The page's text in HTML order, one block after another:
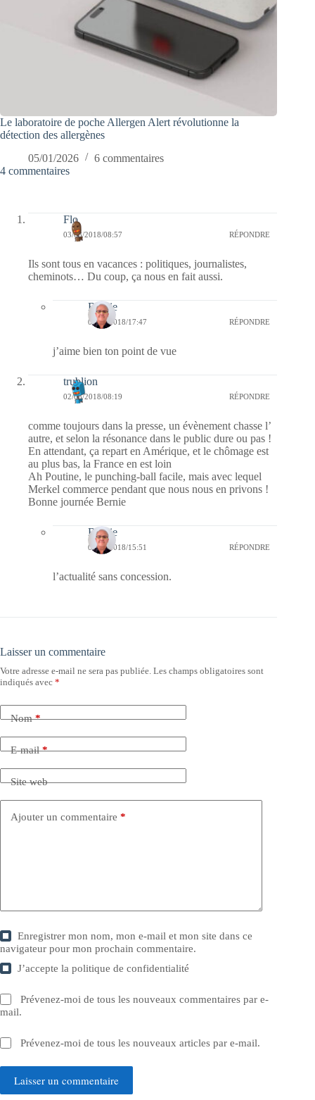
Le laboratoire de poche Allergen Alert révolutionne la
détection des allergènes
05/01/2026
6 commentaires
4 commentaires
Flo
03/08/2018/08:57 RÉPONDRE
Ils sont tous en vacances : politiques, journalistes,
cheminots… Du coup, ça nous en fait aussi.
Bernie
08/08/2018/17:47 RÉPONDRE
j’aime bien ton point de vue
trublion
02/08/2018/08:19 RÉPONDRE
comme toujours dans la presse, un évènement chasse l’
autre, et selon la résonance dans le public dure ou pas !
En attendant, ça repart en Amérique, et le chômage est
au plus bas, la France en est loin
Ah Poutine, le punching-ball facile, mais avec lequel
Merkel commerce pendant que nous nous en privons !
Bonne journée Bernie
Bernie
02/08/2018/15:51 RÉPONDRE
l’actualité sans concession.
Laisser un commentaire
Votre adresse e-mail ne sera pas publiée. Les champs obligatoires sont
indiqués avec *
Nom*
E-mail*
Site web
Ajouter un commentaire *
Enregistrer mon nom, mon e-mail et mon site dans ce
navigateur pour mon prochain commentaire.
J’accepte lapolitique de confidentialité
Prévenez-moi de tous les nouveaux commentaires par e-
mail.
Prévenez-moi de tous les nouveaux articles par e-mail.
Laisser un commentaire